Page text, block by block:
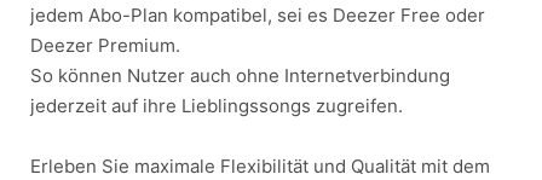
jedem Abo-Plan kompatibel, sei es Deezer Free oder
Deezer Premium.
So können Nutzer auch ohne Internetverbindung
jederzeit auf ihre Lieblingssongs zugreifen.
Erleben Sie maximale Flexibilität und Qualität mit dem